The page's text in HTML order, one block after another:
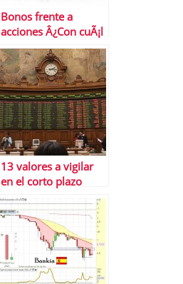
Bonos frente a
acciones Â¿Con cuÃ¡l
nos quedamos?
13 valores a vigilar
en el corto plazo